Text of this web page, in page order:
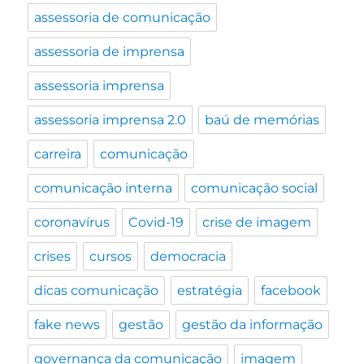
assessoria de comunicação
assessoria de imprensa
assessoria imprensa
assessoria imprensa 2.0 baú de memórias
carreira comunicação
comunicação interna comunicação social
coronavírus Covid-19 crise de imagem
crises cursos democracia
dicas comunicação estratégia facebook
fake news gestão gestão da informação
governança da comunicação imagem